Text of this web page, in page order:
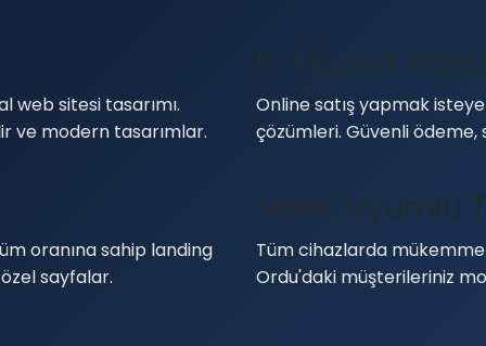
web sitesi tasarımı.
ve modern tasarımlar.
Online satış yapmak
çözümleri. Güvenli
oranına sahip landing
sayfalar.
Mobil Uyumlu
Tüm cihazlarda
Ordu'daki müşterileriniz